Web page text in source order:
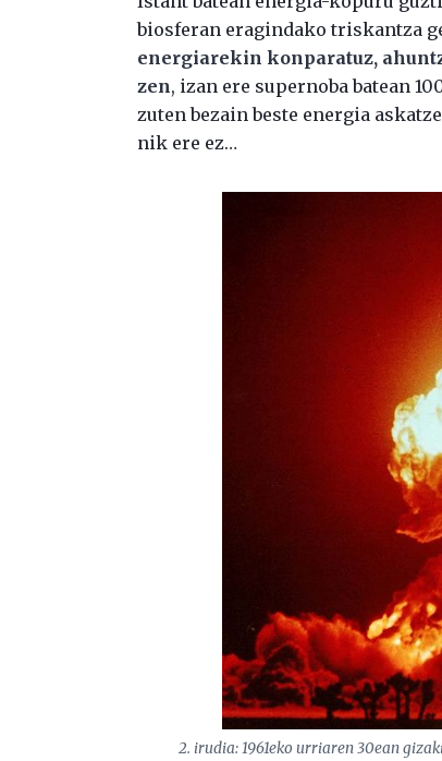
biosferan eragindako triskantza
energiarekin konparatuz,
zen, izan ere supernoba batean
zuten bezain beste energia
nik ere ez…
2. irudia: 1961eko urriaren 30ean